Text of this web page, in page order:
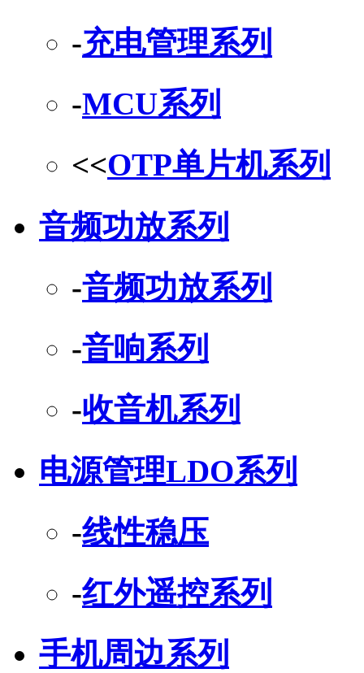
-充电管理系列
-MCU系列
<<OTP单片机系列
音频功放系列
-音频功放系列
-音响系列
-收音机系列
电源管理LDO系列
-线性稳压
-红外遥控系列
手机周边系列